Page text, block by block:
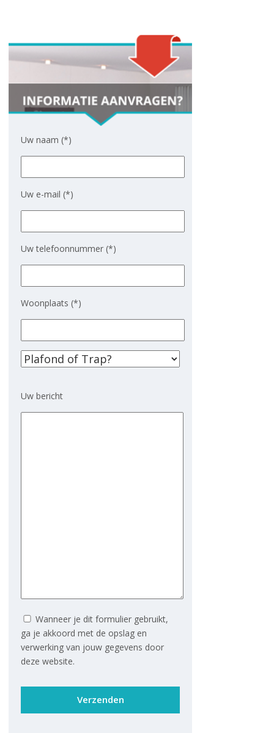
Uw naam (*)
Uw e-mail (*)
Uw telefoonnummer (*)
Gelieve dit veld leeg te laten.
Woonplaats (*)
Uw bericht
Wanneer je dit formulier gebruikt,
ga je akkoord met de opslag en
verwerking van jouw gegevens door
deze website.